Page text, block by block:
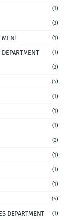
(1)
(3)
(1)
(1)
(3)
(4)
(1)
(1)
(1)
(2)
(1)
(1)
(1)
(6)
DEPARTMENT (1)